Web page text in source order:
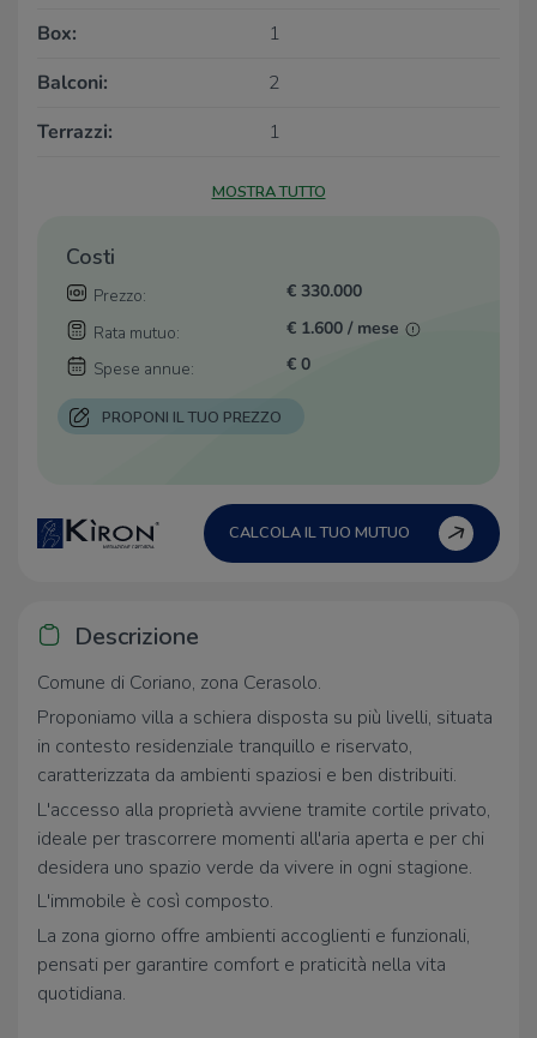
Box:
1
Balconi:
2
Terrazzi:
1
MOSTRA TUTTO
Costi
Prezzo:
€ 330.000
Rata mutuo:
€ 1.600 / mese
Spese annue:
€ 0
PROPONI IL TUO PREZZO
CALCOLA IL TUO MUTUO
Descrizione
Comune di Coriano, zona Cerasolo.
Proponiamo villa a schiera disposta su più livelli, situata
in contesto residenziale tranquillo e riservato,
caratterizzata da ambienti spaziosi e ben distribuiti.
L'accesso alla proprietà avviene tramite cortile privato,
ideale per trascorrere momenti all'aria aperta e per chi
desidera uno spazio verde da vivere in ogni stagione.
L'immobile è così composto.
La zona giorno offre ambienti accoglienti e funzionali,
pensati per garantire comfort e praticità nella vita
quotidiana.